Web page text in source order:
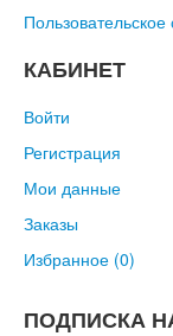
КАБИНЕТ
Войти
Регистрация
Мои данные
Заказы
Избранное (0)
ПОДПИСКА